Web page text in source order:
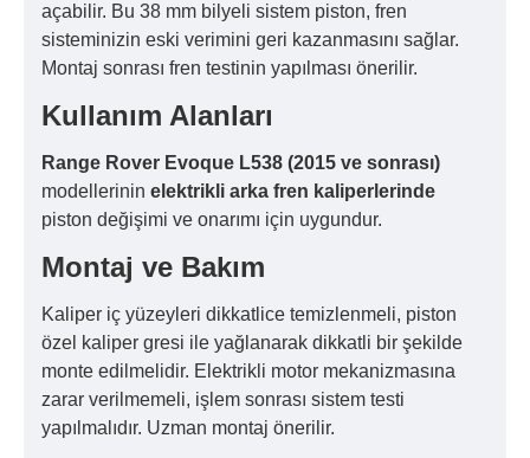
açabilir. Bu 38 mm bilyeli sistem piston, fren
sisteminizin eski verimini geri kazanmasını sağlar.
Montaj sonrası fren testinin yapılması önerilir.
Kullanım Alanları
Range Rover Evoque L538 (2015 ve sonrası)
modellerinin elektrikli arka fren kaliperlerinde
piston değişimi ve onarımı için uygundur.
Montaj ve Bakım
Kaliper iç yüzeyleri dikkatlice temizlenmeli, piston
özel kaliper gresi ile yağlanarak dikkatli bir şekilde
monte edilmelidir. Elektrikli motor mekanizmasına
zarar verilmemeli, işlem sonrası sistem testi
yapılmalıdır. Uzman montaj önerilir.